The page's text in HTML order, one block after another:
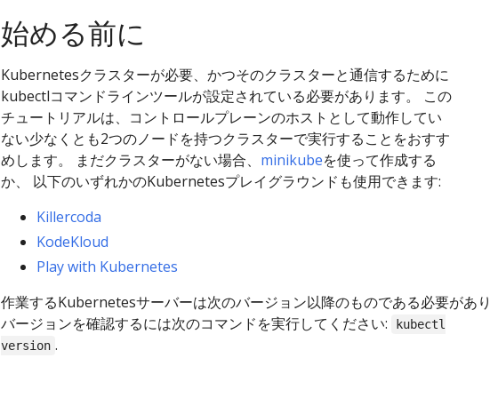
始める前に
Kubernetesクラスターが必要、かつそのクラスターと通信するために
kubectlコマンドラインツールが設定されている必要があります。 この
チュートリアルは、コントロールプレーンのホストとして動作してい
ない少なくとも2つのノードを持つクラスターで実行することをおすす
めします。 まだクラスターがない場合、 minikubeを使って作成する
か、 以下のいずれかのKubernetesプレイグラウンドも使用できます:
Killercoda
KodeKloud
Play with Kubernetes
作業するKubernetesサーバーは次のバージョン以降のものである必要があ
バージョンを確認するには次のコマンドを実行してください:
kubectl
version .